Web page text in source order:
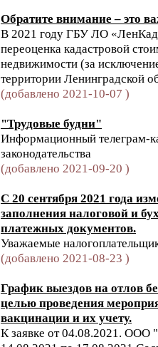
Обратите внимание – это
В 2021 году ГБУ ЛО
переоценка кадастровой
недвижимости (за
территории Ленинградской
(добавлено 2021-10-07 )
"Трудовые будни"
Информационный телеграм-
законодательства
(добавлено 2021-09-20 )
C 20 сентября 2021 года
заполнения налоговой и
платежных документов.
Уважаемые
(добавлено 2021-08-23 )
График выездов на отлов
целью проведения
вакцинации и их учету.
К заявке от 04.08.2021.